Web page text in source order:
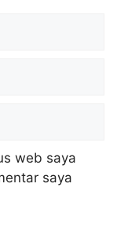
web saya
saya